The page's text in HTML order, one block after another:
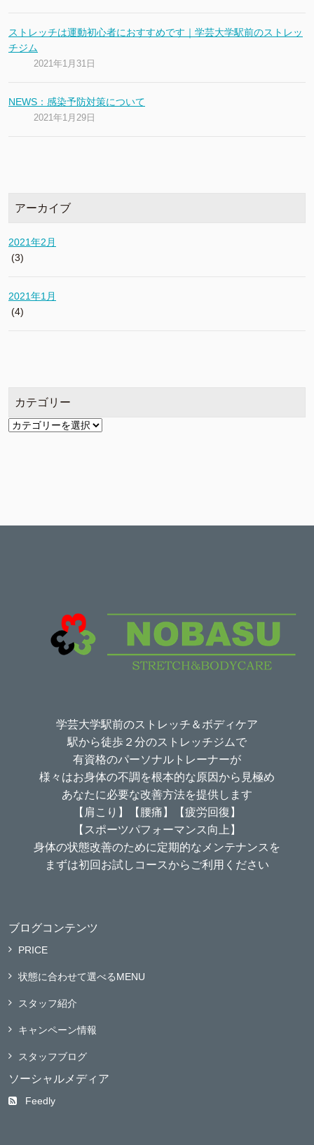
ストレッチは運動初心者におすすめです｜学芸大学駅前のストレッ
チジム
2021年1月31日
NEWS：感染予防対策について
2021年1月29日
アーカイブ
2021年2月
(3)
2021年1月
(4)
カテゴリー
カ
学芸大学駅前のストレッチ＆ボディケア
駅から徒歩２分のストレッチジムで
有資格のパーソナルトレーナーが
様々はお身体の不調を根本的な原因から見極め
あなたに必要な改善方法を提供します
【肩こり】【腰痛】【疲労回復】
【スポーツパフォーマンス向上】
身体の状態改善のために定期的なメンテナンスを
まずは初回お試しコースからご利用ください
ブログコンテンツ
PRICE
状態に合わせて選べるMENU
スタッフ紹介
キャンペーン情報
スタッフブログ
ソーシャルメディア
Feedly